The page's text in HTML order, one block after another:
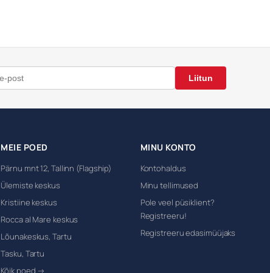
Liitun
MEIE POED
Pärnu mnt 12, Tallinn (Flagship)
Ülemiste keskus
Kristiine keskus
Rocca al Mare keskus
Lõunakeskus, Tartu
Tasku, Tartu
Kõik poed →
MINU KONTO
Kontohaldus
Minu tellimused
Pole veel püsiklient?
Registreeru!
Registreeru edasimüüjaks